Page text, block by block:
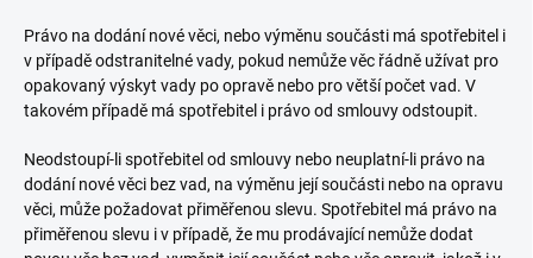
Právo na dodání nové věci, nebo výměnu součásti má spotřebitel i
v případě odstranitelné vady, pokud nemůže věc řádně užívat pro
opakovaný výskyt vady po opravě nebo pro větší počet vad. V
takovém případě má spotřebitel i právo od smlouvy odstoupit.
Neodstoupí-li spotřebitel od smlouvy nebo neuplatní-li právo na
dodání nové věci bez vad, na výměnu její součásti nebo na opravu
věci, může požadovat přiměřenou slevu. Spotřebitel má právo na
přiměřenou slevu i v případě, že mu prodávající nemůže dodat